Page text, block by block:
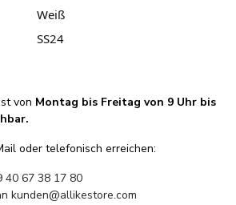
Weiß
SS24
von Montag bis Freitag von 9 Uhr bis
oder telefonisch erreichen:
40 67 38 17 80
kunden@allikestore.com